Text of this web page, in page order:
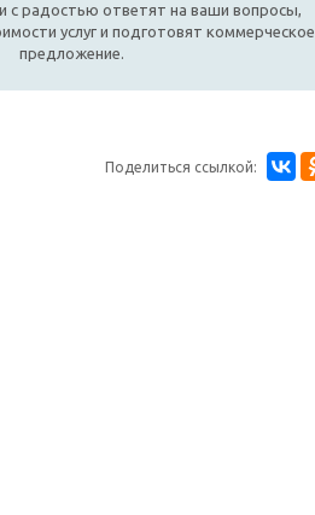
радостью ответят на ваши вопросы,
услуг и подготовят коммерческое
предложение.
Поделиться ссылкой: